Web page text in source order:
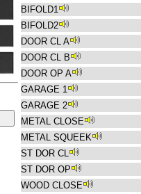
BIFOLD1
BIFOLD2
DOOR CL A
DOOR CL B
DOOR OP A
GARAGE 1
GARAGE 2
METAL CLOSE
METAL SQUEEK
ST DOR CL
ST DOR OP
WOOD CLOSE